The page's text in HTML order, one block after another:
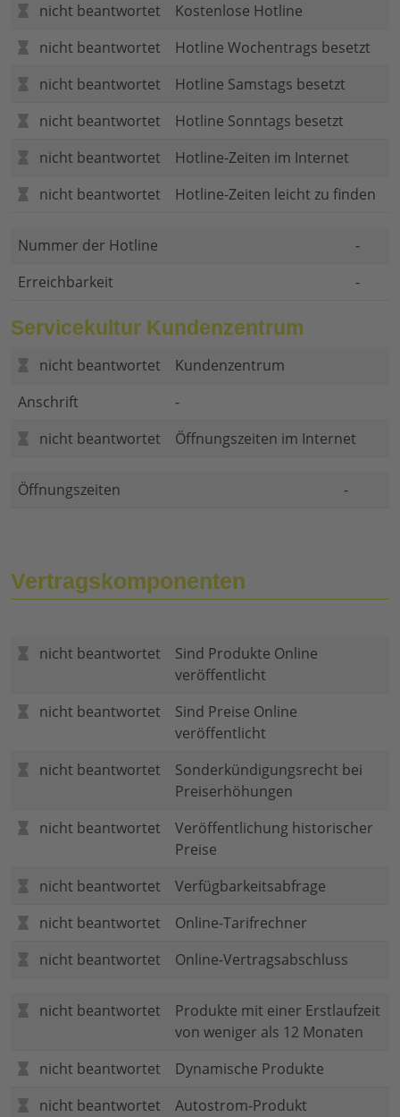
nicht beantwortet
Kostenlose Hotline
nicht beantwortet
Hotline Wochentrags besetzt
nicht beantwortet
Hotline Samstags besetzt
nicht beantwortet
Hotline Sonntags besetzt
nicht beantwortet
Hotline-Zeiten im Internet
nicht beantwortet
Hotline-Zeiten leicht zu finden
Nummer der Hotline
-
Erreichbarkeit
-
Servicekultur Kundenzentrum
nicht beantwortet
Kundenzentrum
Anschrift
-
nicht beantwortet
Öffnungszeiten im Internet
Öffnungszeiten -
Vertragskomponenten
nicht beantwortet
Sind Produkte Online
veröffentlicht
nicht beantwortet
Sind Preise Online
veröffentlicht
nicht beantwortet
Sonderkündigungsrecht bei
Preiserhöhungen
nicht beantwortet
Veröffentlichung historischer
Preise
nicht beantwortet
Verfügbarkeitsabfrage
nicht beantwortet
Online-Tarifrechner
nicht beantwortet
Online-Vertragsabschluss
nicht beantwortet
Produkte mit einer Erstlaufzeit
von weniger als 12 Monaten
nicht beantwortet
Dynamische Produkte
nicht beantwortet
Autostrom-Produkt